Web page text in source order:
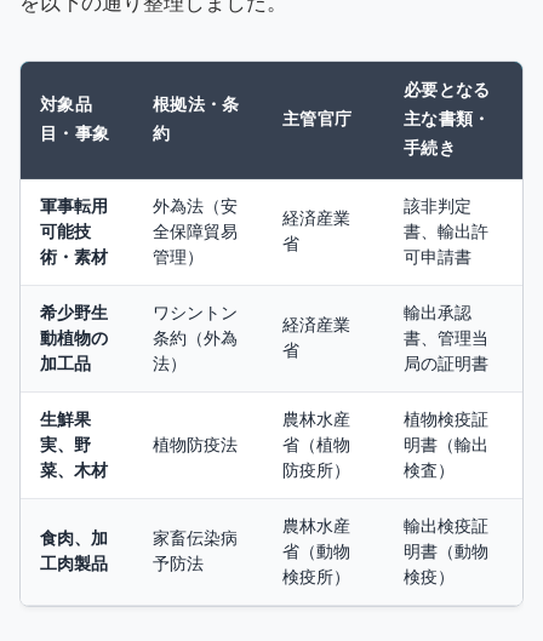
対象品
目・事象
根拠法・条
約
主管官庁
必要となる
主な書類・
手続き
軍事転用
可能技
術・素材
外為法（安
全保障貿易
管理）
経済産業
省
該非判定
書、輸出許
可申請書
希少野生
動植物の
加工品
ワシントン
条約（外為
法）
経済産業
省
輸出承認
書、管理当
局の証明書
生鮮果
実、野
菜、木材
植物防疫法
農林水産
省（植物
防疫所）
植物検疫証
明書（輸出
検査）
食肉、加
工肉製品
家畜伝染病
予防法
農林水産
省（動物
検疫所）
輸出検疫証
明書（動物
検疫）